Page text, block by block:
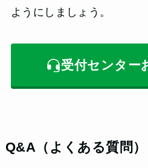
ようにしましょう。
受付センター
Q&A（よくある質問）